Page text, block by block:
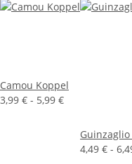
Camou Koppel
3,99 € - 5,99 €
4,49 € -